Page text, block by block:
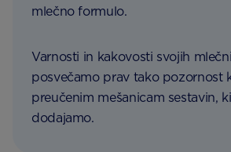
mlečno formulo.
Varnosti in kakovosti svojih
posvečamo prav tako pozornost
preučenim mešanicam sestavin,
dodajamo.